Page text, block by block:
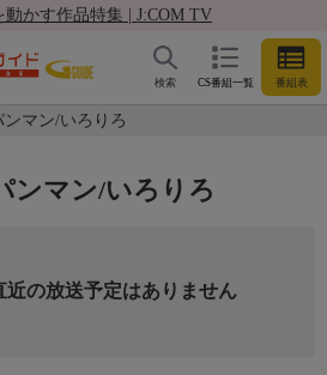
動かす作品特集 | J:COM TV
CS番組一覧 番組表
検索
マン/いろりろ
ンマン/いろりろ
近の放送予定はありません